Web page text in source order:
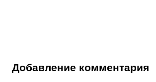
Добавление комментария